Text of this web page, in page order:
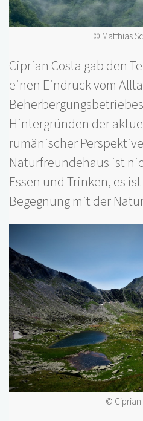
© Matthias
Ciprian Costa gab den
einen Eindruck vom
Hintergründen der
rumänischer
Naturfreundehaus ist
Essen und Trinken, es
Begegnung mit der
© Ciprian